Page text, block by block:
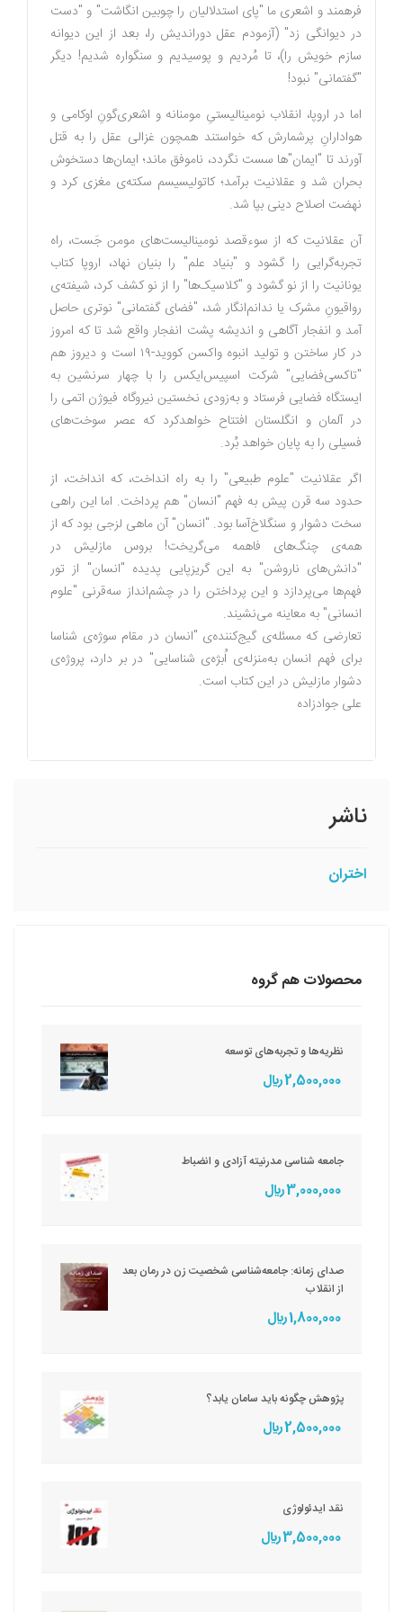
فرهمند و اشعری ما "پای استدلالیان را چوبین انگاشت" و "دست
در دیوانگی زد" (آزمودم عقل دوراندیش را، بعد از این دیوانه
سازم خویش را)، تا مُردیم و پوسیدیم و سنگواره شدیم! دیگر
"گفتمانی" نبود!
اما در اروپا، انقلاب نومینالیستیِ مومنانه و اشعری‌گونِ اوکامی و
هوادارانِ پرشمارش که خواستند همچون غزالی عقل را به قتل
آورند تا "ایمان"ها سست نگردد، ناموفق ماند؛ ایمان‌ها دستخوش
بحران شد و عقلانیت برآمد؛ کاتولیسیسم سکته‌ی ‌مغزی کرد و
نهضت‌ اصلاح دینی بپا شد.
آن عقلانیت که از سوءقصد نومینالیست‌های مومن جَست، راه
تجربه‌گرایی را گشود و "بنیاد ‌علم" را بنیان نهاد، اروپا کتاب
یونانیت را از نو گشود و "کلاسیک‌ها" را از نو کشف کرد، شیفته‌ی
رواقیونِ مشرک یا ندانم‌انگار شد، "فضای ‌گفتمانی" نوتری حاصل
آمد و انفجار آگاهی و اندیشه پشت انفجار واقع شد تا که امروز
در کار ساختن و تولید ‌انبوه واکسن کووید-۱۹ است و دیروز هم
"تاکسی‌فضایی" شرکت اسپیس‌ایکس را با چهار ‌سرنشین به
ایستگاه فضایی فرستاد و به‌زودی نخستین نیروگاه فیوژن ‌اتمی را
در آلمان و انگلستان افتتاح خواهدکرد که عصر سوخت‌های
فسیلی را به پایان خواهد بُرد.
اگر عقلانیت "علوم ‌طبیعی" را به راه انداخت، که انداخت، از
حدود سه قرن پیش به فهم "انسان" هم پرداخت. اما این راهی
سخت دشوار و سنگلاخ‌آسا بود. "انسان" آن ماهی لزجی بود که از
همه‌ی چنگ‌های فاهمه می‌گریخت! بروس مازلیش در
"دانش‌های ناروشن" به این گریزپایی پدیده "انسان" از تور
فهم‌ها می‌پردازد و این پرداختن را در چشم‌انداز سه‌قرنی "علوم
‌انسانی" به معاینه می‌نشیند.
تعارضی که مسئله‌ی گیج‌کننده‌ی "انسان در مقام سوژه‌ی ‌شناسا
برای فهم انسان به‌منزله‌ی اُبژه‌ی شناسایی" در بر دارد، پروژه‌ی
دشوار مازلیش در این کتاب است.
علی جوادزاده
ناشر
اختران
محصولات هم گروه
نظریه‌ها و تجربه‌های توسعه
2,500,000 ريال
جامعه شناسی مدرنیته آزادی و انضباط
3,000,000 ريال
صدای زمانه: جامعه‌شناسی شخصیت زن در رمان بعد
از انقلاب
1,800,000 ريال
پژوهش چگونه باید سامان یابد؟
2,500,000 ريال
نقد ایدئولوژی
3,500,000 ريال